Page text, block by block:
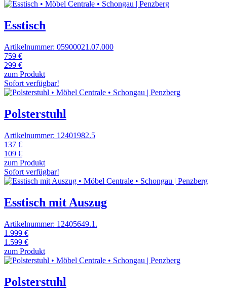
Esstisch
Artikelnummer: 05900021.07.000
759 €
299 €
zum Produkt
Sofort verfügbar!
Polsterstuhl
Artikelnummer: 12401982.5
137 €
109 €
zum Produkt
Sofort verfügbar!
Esstisch mit Auszug
Artikelnummer: 12405649.1.
1.999 €
1.599 €
zum Produkt
Polsterstuhl